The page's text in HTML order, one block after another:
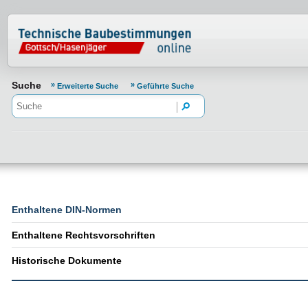
Normenportal Barrierefreiheit
Suche Erweiterte Suche Geführte Suche
Enthaltene DIN-Normen
Enthaltene Rechtsvorschriften
Historische Dokumente